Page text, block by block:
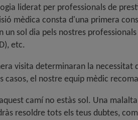
liderat per professionals de
mèdica consta d'una primera
un sol dia pels nostres
etc.
visita determinaran la
casos, el nostre equip mèdic
camí no estàs sol. Una
resoldre tots els teus dubtes,